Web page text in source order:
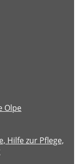
Olpe
Hilfe zur Pflege,